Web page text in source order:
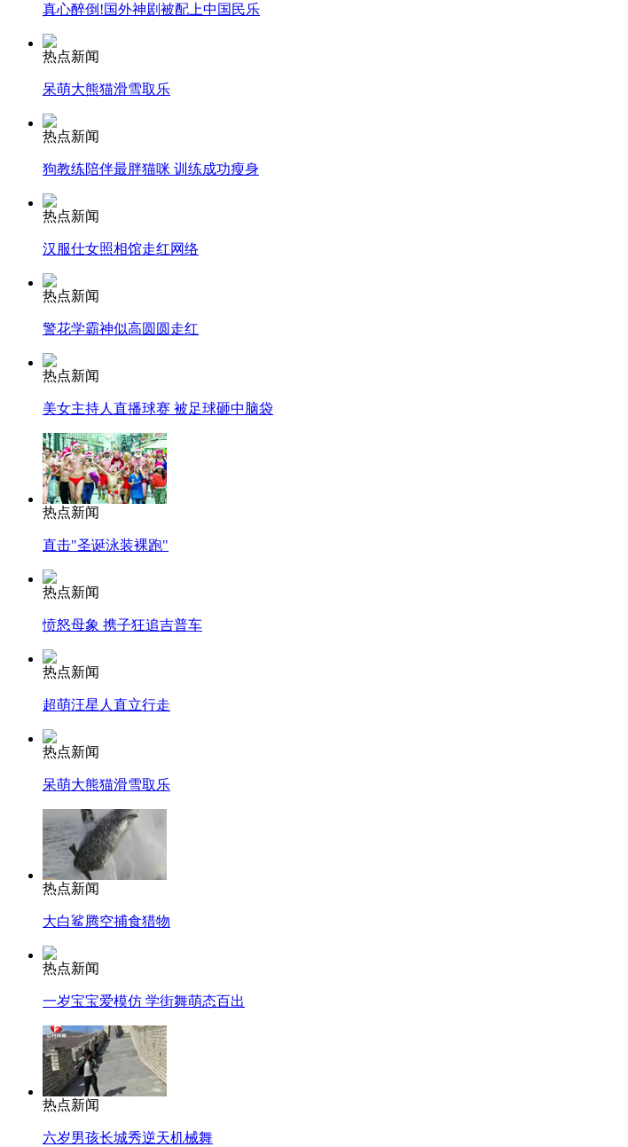
走！跟着总书记去植树
纽约上演“枕头大战”
司机酒驾遇交警 急速倒车逃窜
真心醉倒!国外神剧被配上中国民乐
热点新闻
呆萌大熊猫滑雪取乐
热点新闻
狗教练陪伴最胖猫咪 训练成功瘦身
热点新闻
汉服仕女照相馆走红网络
热点新闻
警花学霸神似高圆圆走红
热点新闻
美女主持人直播球赛 被足球砸中脑袋
热点新闻
直击"圣诞泳装裸跑"
热点新闻
愤怒母象 携子狂追吉普车
热点新闻
超萌汪星人直立行走
热点新闻
呆萌大熊猫滑雪取乐
热点新闻
大白鲨腾空捕食猎物
热点新闻
一岁宝宝爱模仿 学街舞萌态百出
热点新闻
六岁男孩长城秀逆天机械舞